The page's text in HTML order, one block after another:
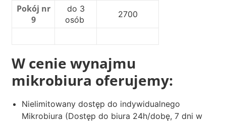
Pokój nr
9
do 3
osób
2700
W cenie wynajmu
mikrobiura oferujemy:
Nielimitowany dostęp do indywidualnego
Mikrobiura (Dostęp do biura 24h/dobę, 7 dni w